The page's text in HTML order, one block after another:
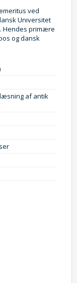
ved
Universitet
Hendes primære
og dansk
af antik